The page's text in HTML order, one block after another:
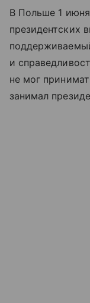
В Польше 1
президентских
и
не мог
занимал